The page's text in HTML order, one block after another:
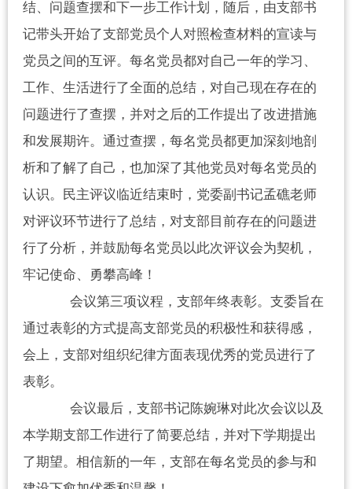
结、问题查摆和下一步工作计划，随后，由支部书
记带头开始了支部党员个人对照检查材料的宣读与
党员之间的互评。每名党员都对自己一年的学习、
工作、生活进行了全面的总结，对自己现在存在的
问题进行了查摆，并对之后的工作提出了改进措施
和发展期许。通过查摆，每名党员都更加深刻地剖
析和了解了自己，也加深了其他党员对每名党员的
认识。民主评议临近结束时，党委副书记孟礁老师
对评议环节进行了总结，对支部目前存在的问题进
行了分析，并鼓励每名党员以此次评议会为契机，
牢记使命、勇攀高峰！
会议第三项议程，支部年终表彰。支委旨在
通过表彰的方式提高支部党员的积极性和获得感，
会上，支部对组织纪律方面表现优秀的党员进行了
表彰。
会议最后，支部书记陈婉琳对此次会议以及
本学期支部工作进行了简要总结，并对下学期提出
了期望。相信新的一年，支部在每名党员的参与和